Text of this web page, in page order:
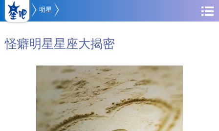
明星
怪癖明星星座大揭密